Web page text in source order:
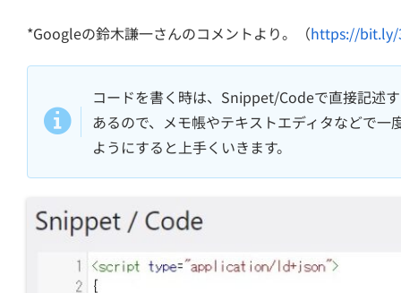
*Googleの鈴木謙一さんのコメントより。（https://bit.ly/
コードを書く時は、Snippet/Codeで直接記述
あるので、メモ帳やテキストエディタなどで
ようにすると上手くいきます。